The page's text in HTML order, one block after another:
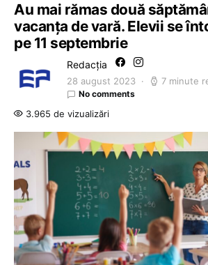
Au mai rămas două
vacanța de vară. Elevii se
pe 11 septembrie
Redacția
28 august 2023 7 minute
No comments
3.965 de vizualizări